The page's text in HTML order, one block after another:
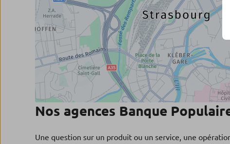
Nos agences Banque
Une question sur un produit ou un service, une